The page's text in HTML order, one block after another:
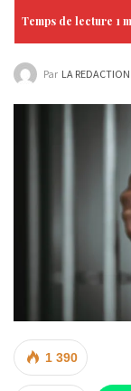
Par LA REDACTION
1 390